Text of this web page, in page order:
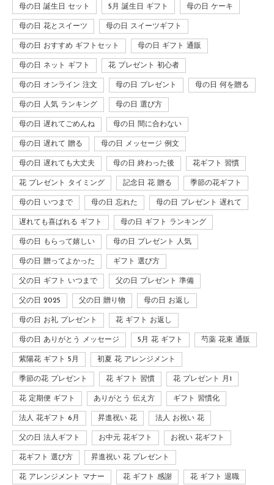
母の日 誕生日 セット 5月 誕生日 ギフト 母の日 ケーキ
母の日 花とスイーツ 母の日 スイーツギフト
母の日 おすすめ ギフトセット 母の日 ギフト 通販
母の日 ネット ギフト 花 プレゼント 初心者
母の日 オンライン 注文 母の日 プレゼント 母の日 何を贈る
母の日 人気 ランキング 母の日 選び方
母の日 遅れてごめんね 母の日 間に合わない
母の日 遅れて 贈る 母の日 メッセージ 例文
母の日 遅れても大丈夫 母の日 終わった後 花ギフト 習慣
花 プレゼント タイミング 記念日 花 贈る 季節の花ギフト
母の日 いつまで 母の日 忘れた 母の日 プレゼント 遅れて
遅れても喜ばれる ギフト 母の日 ギフト ランキング
母の日 もらって嬉しい 母の日 プレゼント 人気
母の日 贈ってよかった ギフト 選び方
父の日 ギフト いつまで 父の日 プレゼント 準備
父の日 2025 父の日 贈り物 母の日 お返し
母の日 お礼 プレゼント 花 ギフト お返し
母の日 ありがとう メッセージ 5月 花 ギフト 芍薬 花束 通販
紫陽花 ギフト 5月 初夏 花 アレンジメント
季節の花 プレゼント 花 ギフト 習慣 花 プレゼント 月1
花 定期便 ギフト ありがとう 伝え方 ギフト 習慣化
法人 花ギフト 6月 昇進祝い 花 法人 お祝い 花
父の日 法人ギフト お中元 花ギフト お祝い 花ギフト
花ギフト 選び方 昇進祝い 花 プレゼント
花 アレンジメント マナー 花 ギフト 感謝 花 ギフト 退職